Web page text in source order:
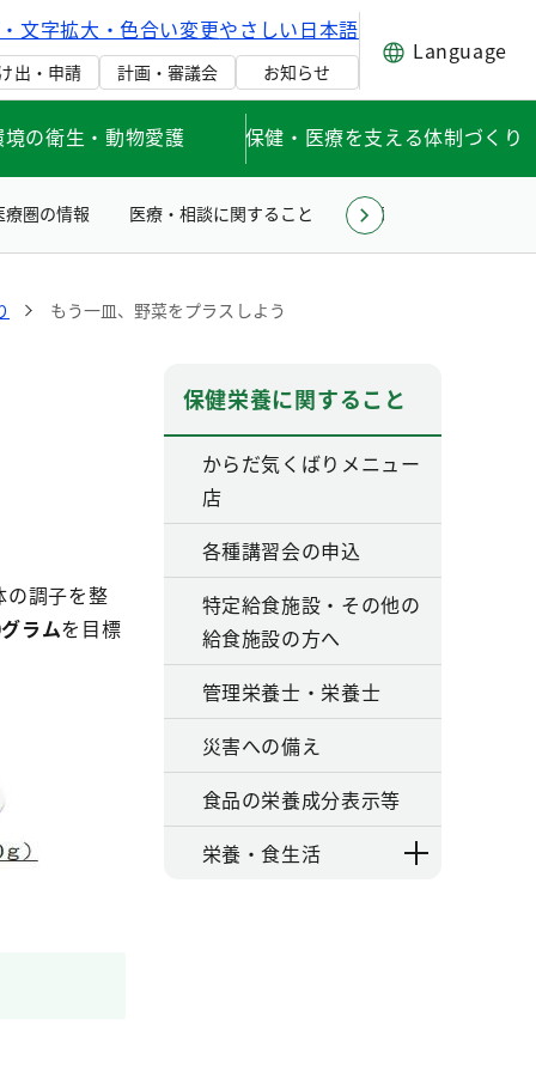
文字拡大・色合い変更やさしい日本語
出・申請 計画・審議会 お知らせ
Language
境の衛生・動物愛護 保健・医療を支える体制づくり
圏の情報 医療・相談に関すること 薬事衛生に関すること
もう一皿、野菜をプラスしよう
の調子を整
ラムを目標
保健栄養に関すること
からだ気くばりメニュー
店
各種講習会の申込
特定給食施設・その他の
給食施設の方へ
管理栄養士・栄養士
災害への備え
食品の栄養成分表示等
栄養・食生活